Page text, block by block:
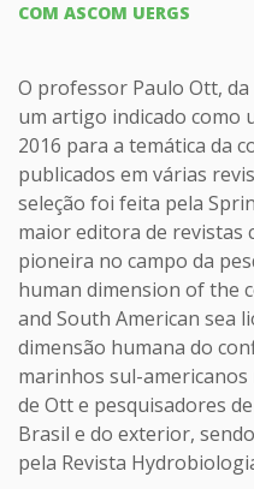
COM ASCOM UERGS
O professor Paulo Ott,
um artigo indicado como
2016 para a temática da
publicados em várias
seleção foi feita pela
maior editora de revistas
pioneira no campo da
human dimension of the
and South American sea
dimensão humana do
marinhos sul-americanos
de Ott e pesquisadores
Brasil e do exterior,
pela Revista